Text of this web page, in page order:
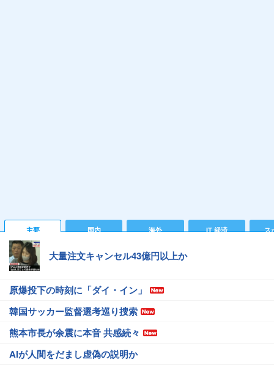
主要 国内 海外 IT 経済 ス
大量注文キャンセル43億円以上か
原爆投下の時刻に「ダイ・イン」
韓国サッカー監督選考巡り捜索
熊本市長が余震に本音 共感続々
AIが人間をだまし虚偽の説明か